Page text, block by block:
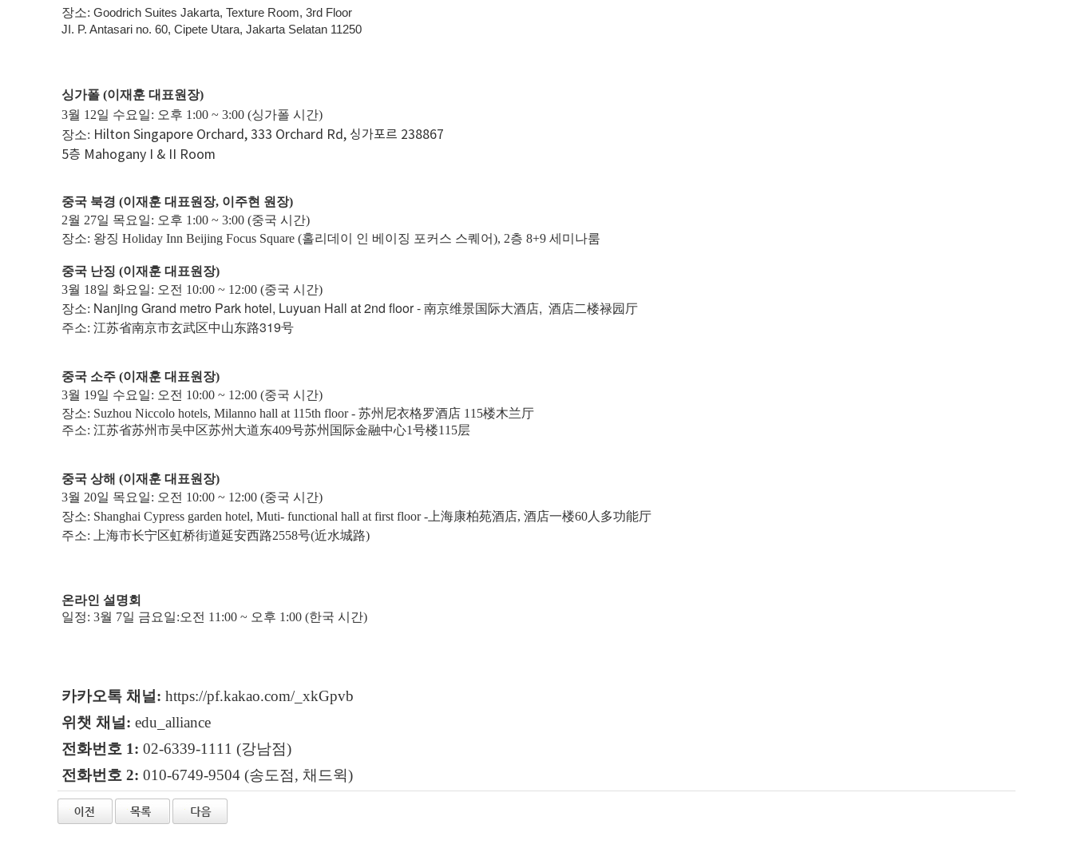
장소: Goodrich Suites Jakarta, Texture Room, 3rd Floor
JI. P. Antasari no. 60, Cipete Utara, Jakarta Selatan 11250
싱가폴 (이재훈 대표원장)
3월 12일 수요일: 오후 1:00 ~ 3:00 (싱가폴 시간)
장소: Hilton Singapore Orchard, 333 Orchard Rd, 싱가포르 238867
5층 Mahogany I & II Room
중국 북경 (이재훈 대표원장, 이주현 원장)
2월 27일 목요일: 오후 1:00 ~ 3:00 (중국 시간)
장소: 왕징 Holiday Inn Beijing Focus Square (홀리데이 인 베이징 포커스 스퀘어), 2층 8+9 세미나룸
중국 난징 (이재훈 대표원장)
3월 18일 화요일: 오전 10:00 ~ 12:00 (중국 시간)
장소: Nanjing Grand metro Park hotel, Luyuan Hall at 2nd floor- 南京维景国际大酒店, 酒店二楼禄园厅
주소: 江苏省南京市玄武区中山东路319号
중국 소주 (이재훈 대표원장)
3월 19일 수요일: 오전 10:00 ~ 12:00 (중국 시간)
장소: Suzhou Niccolo hotels, Milanno hall at 115th floor- 苏州尼衣格罗酒店 115楼木兰厅
주소: 江苏省苏州市吴中区苏州大道东409号苏州国际金融中心1号楼115层
중국 상해 (이재훈 대표원장)
3월 20일 목요일: 오전 10:00 ~ 12:00 (중국 시간)
장소: Shanghai Cypress garden hotel, Muti- functional hall at first floor-上海康柏苑酒店, 酒店一楼60 人多功能厅
주소:
上海市长宁区虹桥街道延安西路2558号(近水城路)
온라인 설명회
일정: 3월 7일 금요일:오전 11:00 ~ 오후 1:00 (한국 시간)
카카오톡 채널: https://pf.kakao.com/_xkGpvb
위챗 채널: edu_alliance
전화번호 1: 02-6339-1111 (강남점)
전화번호 2: 010-6749-9504 (송도점, 채드윅)